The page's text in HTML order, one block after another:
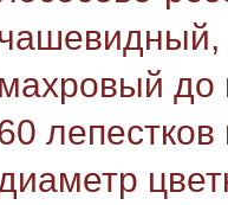
махровый до